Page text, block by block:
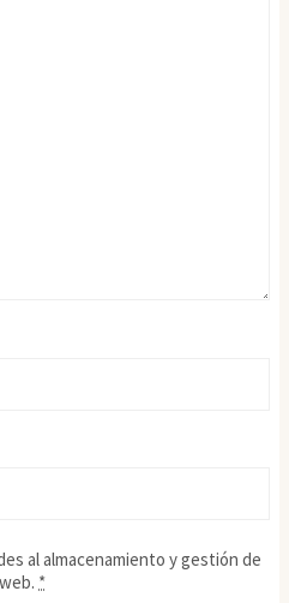
al almacenamiento y gestión de
*